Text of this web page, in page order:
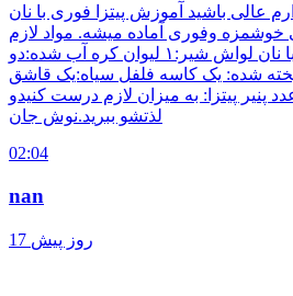
عالی باشید آموزش پیتزا فوری با نان
خوشمزه وفوری آماده میشه. مواد لازم
برای تهیه پیتزا فوری با نان لواش شیر:۱ لیوان کره آب شده:دو
شده: یک کاسه فلفل سیاه:یک قاشق
پیتزا: به میزان لازم درست کنیدو
لذتشو ببرید.نوش جان
02:04
nan
17 روز پیش